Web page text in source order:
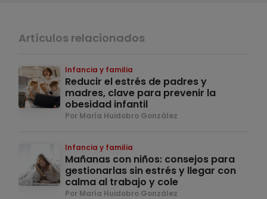
Artículos relacionados
Infancia y familia
Reducir el estrés de padres y
madres, clave para prevenir la
obesidad infantil
Por María Huidobro González
Infancia y familia
Mañanas con niños: consejos para
gestionarlas sin estrés y llegar con
calma al trabajo y cole
Por María Huidobro González